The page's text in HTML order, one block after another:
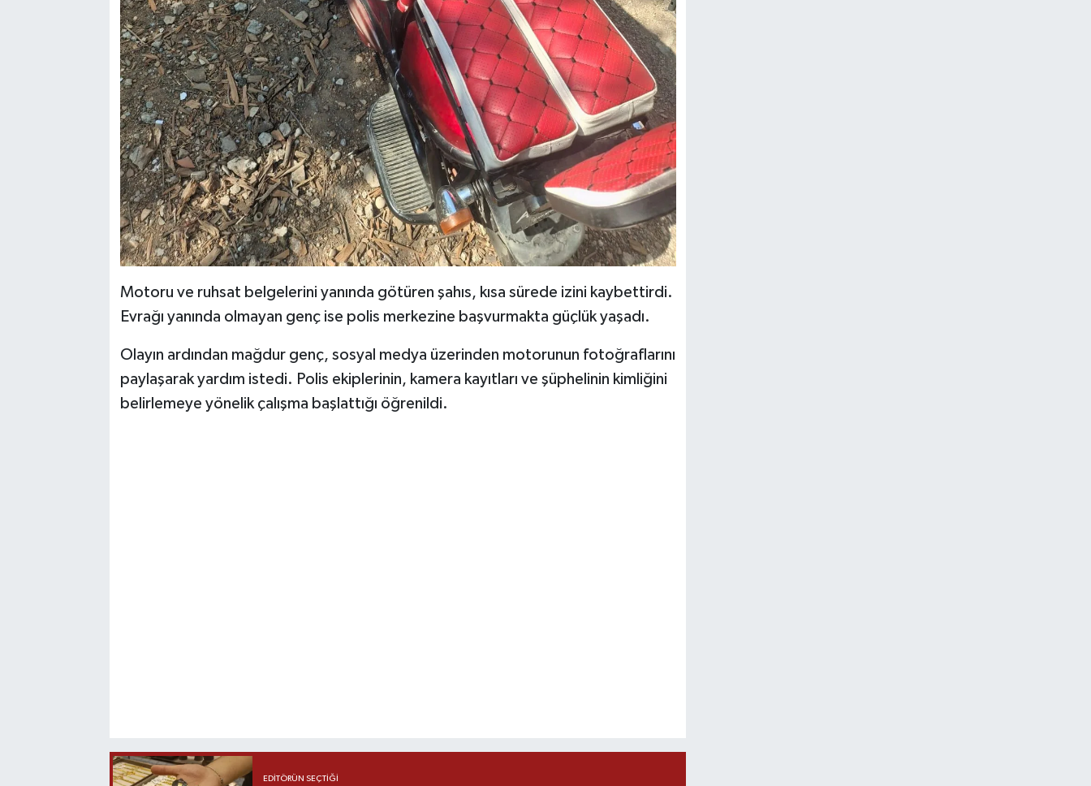
Motoru ve ruhsat belgelerini yanında götüren şahıs, kısa sürede izini kaybettirdi.
Evrağı yanında olmayan genç ise polis merkezine başvurmakta güçlük yaşadı.
Olayın ardından mağdur genç, sosyal medya üzerinden motorunun fotoğraflarını
paylaşarak yardım istedi. Polis ekiplerinin, kamera kayıtları ve şüphelinin kimliğini
belirlemeye yönelik çalışma başlattığı öğrenildi.
EDITÖRÜN SEÇTIĞI